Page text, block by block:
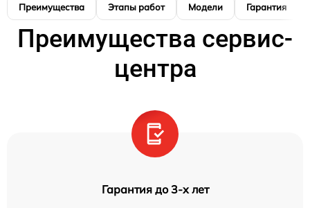
Преимущества Этапы работ Модели Гарантия
Преимущества сервис-
центра
Гарантия до 3-х лет